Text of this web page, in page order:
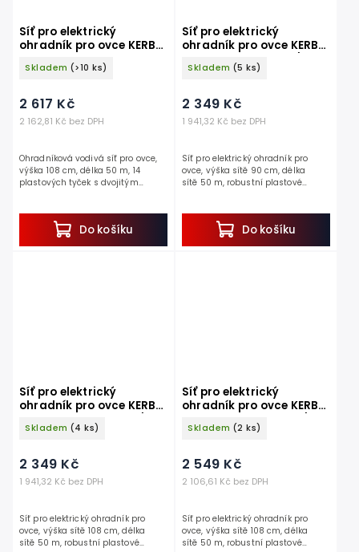
Síť pro elektrický
ohradník pro ovce KERBL
27268 OVINET, 108 cm x
50 m / 2 hroty, zelená
Skladem (>10 ks)
2 162,81 Kč bez DPH
2 617 Kč
Do košíku
Ohradníková vodivá síť pro ovce,
výška 108 cm, délka 50 m, 14
plastových tyček s dvojitým
konstrukci...
Síť pro elektrický
ohradník pro ovce KERBL
27901 90 cm x 50 m / 2
hroty, oranžová
Skladem (5 ks)
1 941,32 Kč bez DPH
2 349 Kč
Do košíku
Síť pro elektrický ohradník pro
ovce, výška sítě 90 cm, délka
sítě 50 m, robustní plastové
Síť pro elektrický
ohradník pro ovce KERBL
27902 108 cm x 50 m / 1
hrot, oranžová
Skladem (4 ks)
1 941,32 Kč bez DPH
2 349 Kč
Síť pro elektrický ohradník pro
ovce, výška sítě 108 cm, délka
sítě 50 m, robustní plastové
Síť pro elektrický
ohradník pro ovce KERBL
27903 108 cm x 50 m / 2
hroty, oranžová
Skladem (2 ks)
2 106,61 Kč bez DPH
2 549 Kč
Síť pro elektrický ohradník pro
ovce, výška sítě 108 cm, délka
sítě 50 m, robustní plastové